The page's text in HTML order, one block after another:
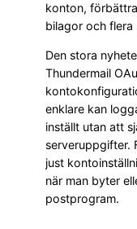
konton,
bilagor och flera
Den stora
Thundermail
enklare kan
inställt utan att
serveruppgifter.
just
när man byter
postprogram.